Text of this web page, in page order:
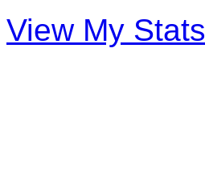
View My Stats